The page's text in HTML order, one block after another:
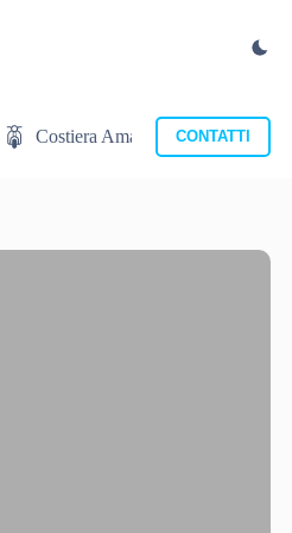
Costiera AmalfitanaCONTATTI